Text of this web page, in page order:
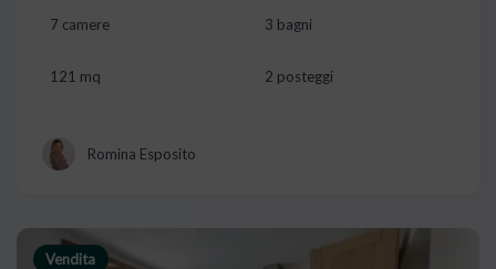
7 camere 3 bagni
121 mq 2 posteggi
Romina Esposito
Vendita